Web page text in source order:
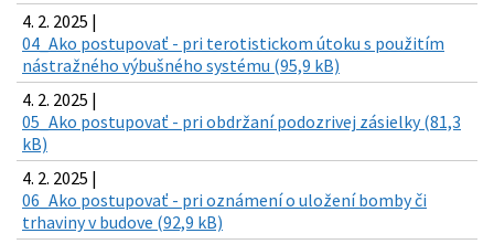
4. 2. 2025 |
04_Ako postupovať - pri terotistickom útoku s použitím
nástražného výbušného systému (95,9 kB)
4. 2. 2025 |
05_Ako postupovať - pri obdržaní podozrivej zásielky (81,3
kB)
4. 2. 2025 |
06_Ako postupovať - pri oznámení o uložení bomby či
trhaviny v budove (92,9 kB)